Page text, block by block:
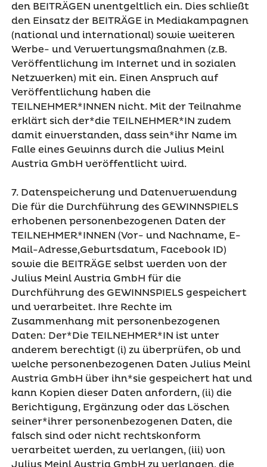
den BEITRÄGEN unentgeltlich ein. Dies schließt
den Einsatz der BEITRÄGE in Mediakampagnen
(national und international) sowie weiteren
Werbe- und Verwertungsmaßnahmen (z.B.
Veröffentlichung im Internet und in sozialen
Netzwerken) mit ein. Einen Anspruch auf
Veröffentlichung haben die
TEILNEHMER*INNEN nicht. Mit der Teilnahme
erklärt sich der*die TEILNEHMER*IN zudem
damit einverstanden, dass sein*ihr Name im
Falle eines Gewinns durch die Julius Meinl
Austria GmbH veröffentlicht wird.
7. Datenspeicherung und Datenverwendung
Die für die Durchführung des GEWINNSPIELS
erhobenen personenbezogenen Daten der
TEILNEHMER*INNEN (Vor- und Nachname, E-
Mail-Adresse,Geburtsdatum, Facebook ID)
sowie die BEITRÄGE selbst werden von der
Julius Meinl Austria GmbH für die
Durchführung des GEWINNSPIELS gespeichert
und verarbeitet. Ihre Rechte im
Zusammenhang mit personenbezogenen
Daten: Der*Die TEILNEHMER*IN ist unter
anderem berechtigt (i) zu überprüfen, ob und
welche personenbezogenen Daten Julius Meinl
Austria GmbH über ihn*sie gespeichert hat und
kann Kopien dieser Daten anfordern, (ii) die
Berichtigung, Ergänzung oder das Löschen
seiner*ihrer personenbezogenen Daten, die
falsch sind oder nicht rechtskonform
verarbeitet werden, zu verlangen, (iii) von
Julius Meinl Austria GmbH zu verlangen, die